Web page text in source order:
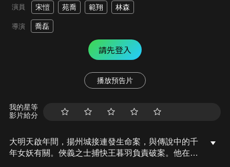
演員 宋愷 苑喬 範翔 林森
導演 喬磊
請先登入
播放預告片
我的星等
影片給分
大明天啟年間，揚州城接連發生命案，與傳說中的千
年女妖有關。俠義之士捕快王暮羽負責破案。他在調